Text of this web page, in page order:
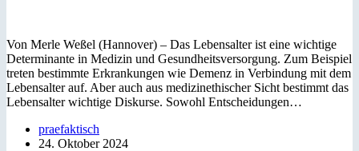
Von Merle Weßel (Hannover) – Das Lebensalter ist eine wichtige
Determinante in Medizin und Gesundheitsversorgung. Zum Beispiel
treten bestimmte Erkrankungen wie Demenz in Verbindung mit dem
Lebensalter auf. Aber auch aus medizinethischer Sicht bestimmt das
Lebensalter wichtige Diskurse. Sowohl Entscheidungen…
praefaktisch
24. Oktober 2024